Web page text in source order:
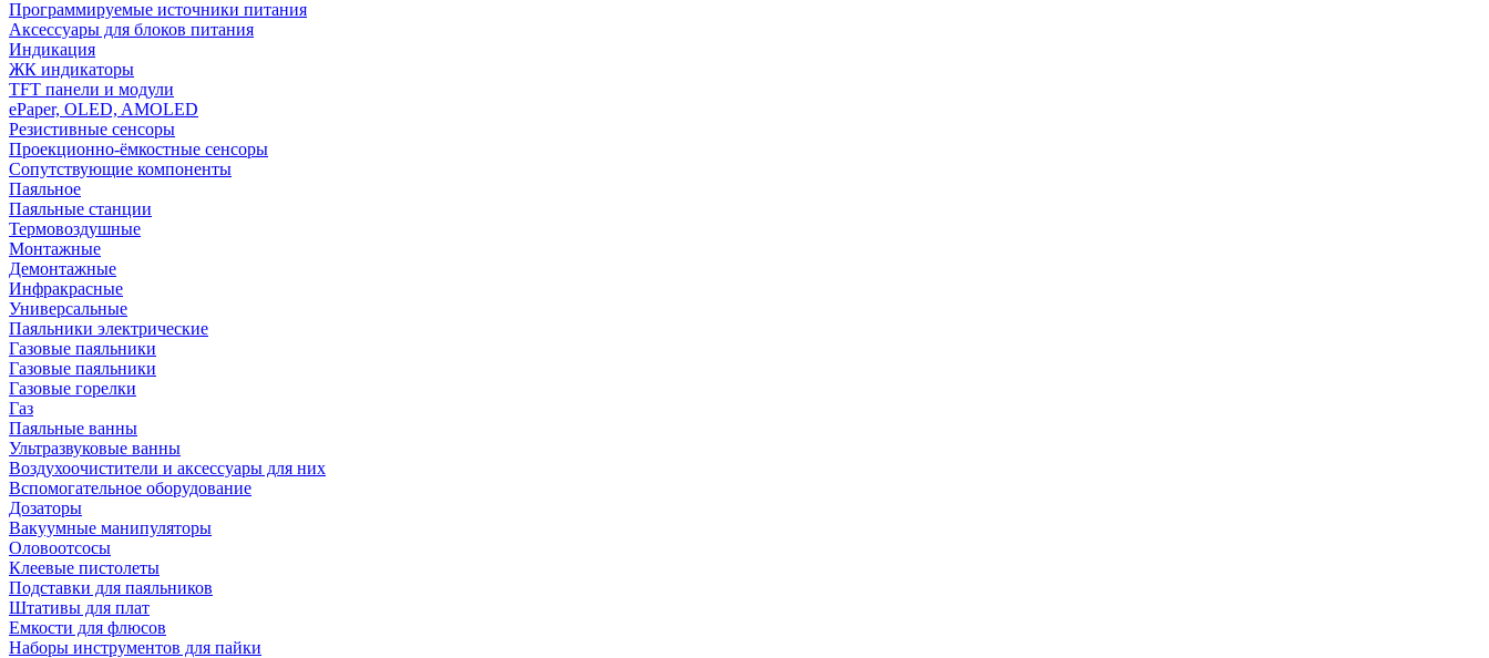
Программируемые источники питания
Аксессуары для блоков питания
Индикация
ЖК индикаторы
TFT панели и модули
ePaper, OLED, AMOLED
Резистивные сенсоры
Проекционно-ёмкостные сенсоры
Сопутствующие компоненты
Паяльное
Паяльные станции
Термовоздушные
Монтажные
Демонтажные
Инфракрасные
Универсальные
Паяльники электрические
Газовые паяльники
Газовые паяльники
Газовые горелки
Газ
Паяльные ванны
Ультразвуковые ванны
Воздухоочистители и аксессуары для них
Вспомогательное оборудование
Дозаторы
Вакуумные манипуляторы
Оловоотсосы
Клеевые пистолеты
Подставки для паяльников
Штативы для плат
Емкости для флюсов
Наборы инструментов для пайки